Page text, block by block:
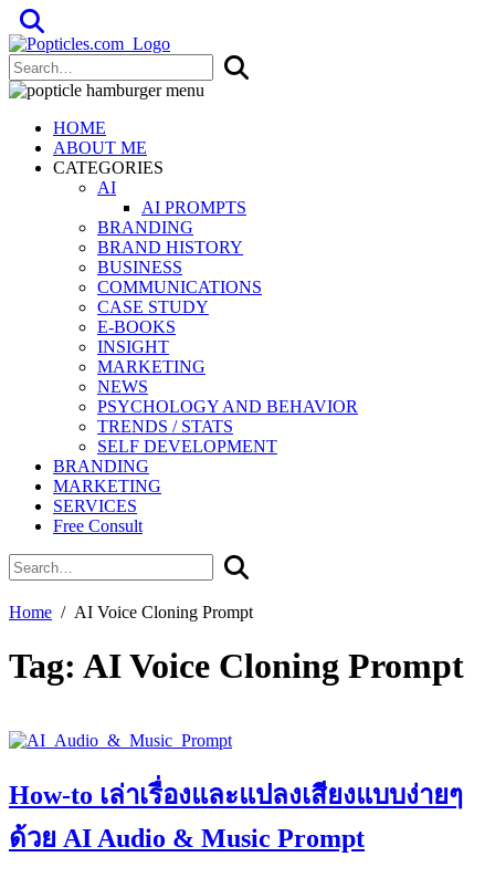
Popticles.com
HOME
ABOUT ME
CATEGORIES
AI
AI PROMPTS
BRANDING
BRAND HISTORY
BUSINESS
COMMUNICATIONS
CASE STUDY
E-BOOKS
INSIGHT
MARKETING
NEWS
PSYCHOLOGY AND BEHAVIOR
TRENDS / STATS
SELF DEVELOPMENT
BRANDING
MARKETING
SERVICES
Free Consult
Home AI Voice Cloning Prompt
Tag: AI Voice Cloning Prompt
How-to เล่าเรื่องและแปลงเสียงแบบง่ายๆ
ด้วย AI Audio & Music Prompt